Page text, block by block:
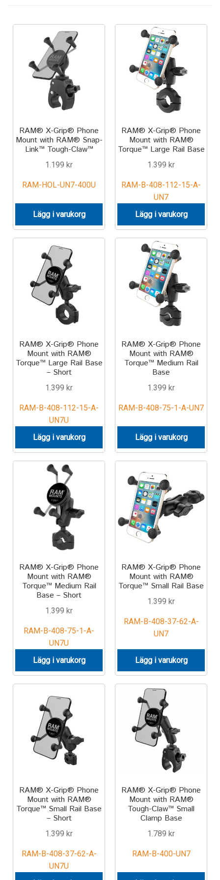
Laptop
Microphone
Phone
Spotlight
Tablet
Mounts with Holder
Holders
Monitor
IntelliSkin
GDS Tech
No-Drill
Power-Grip
Quick-Grip
RAM X-Grip
Produkter efter livsstil/aktivitet
FORDONSTYP
Aircraft
Bicycle
Car
Forklift
Kayak
FORDONSTYP
RAM® X-Grip® Phone
Mount with RAM® Snap-
Link™ Tough-Claw™
1.199 kr
RAM-HOL-UN7-400U
Lägg i varukorg
RAM® X-Grip® Phone
Mount with RAM®
Torque™ Large Rail Base
1.399 kr
RAM-B-408-112-15-A-
UN7
Lägg i varukorg
RAM® X-Grip® Phone
Mount with RAM®
Torque™ Large Rail Base
– Short
1.399 kr
RAM-B-408-112-15-A-
UN7U
Lägg i varukorg
RAM® X-Grip® Phone
Mount with RAM®
Torque™ Medium Rail
Base
1.399 kr
RAM-B-408-75-1-A-UN7
Lägg i varukorg
RAM® X-Grip® Phone
Mount with RAM®
Torque™ Medium Rail
Base – Short
1.399 kr
RAM-B-408-75-1-A-
UN7U
Lägg i varukorg
RAM® X-Grip® Phone
Mount with RAM®
Torque™ Small Rail Base
1.399 kr
RAM-B-408-37-62-A-
UN7
Lägg i varukorg
RAM® X-Grip® Phone
Mount with RAM®
Torque™ Small Rail Base
– Short
1.399 kr
RAM-B-408-37-62-A-
UN7U
RAM® X-Grip® Phone
Mount with RAM®
Tough-Claw™ Small
Clamp Base
1.789 kr
RAM-B-400-UN7